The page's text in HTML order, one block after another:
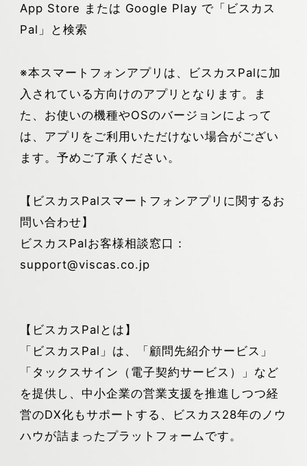
App Store または Google Play で「ビスカス
Pal」と検索
※本スマートフォンアプリは、ビスカスPalに加
入されている方向けのアプリとなります。ま
た、お使いの機種やOSのバージョンによって
は、アプリをご利用いただけない場合がござい
ます。予めご了承ください。
【ビスカスPalスマートフォンアプリに関するお
問い合わせ】
ビスカスPalお客様相談窓口：
support@viscas.co.jp
【ビスカスPalとは】
「ビスカスPal」は、「顧問先紹介サービス」
「タックスサイン（電子契約サービス）」など
を提供し、中小企業の営業支援を推進しつつ経
営のDX化もサポートする、ビスカス28年のノウ
ハウが詰まったプラットフォームです。